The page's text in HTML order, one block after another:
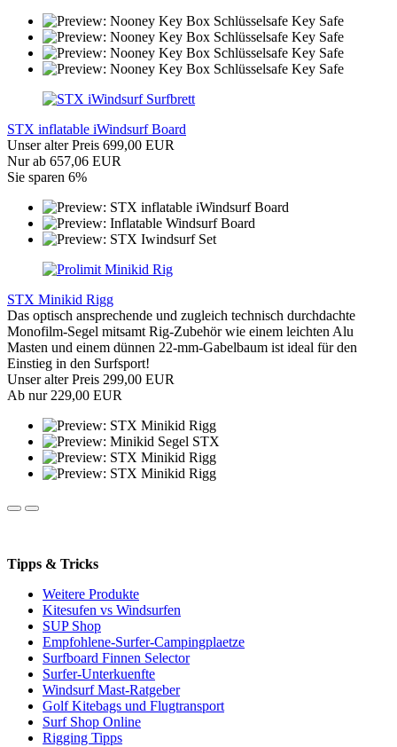
STX inflatable iWindsurf Board
Unser alter Preis 699,00 EUR
Nur ab 657,06 EUR
Sie sparen 6%
STX Minikid Rigg
Das optisch ansprechende und zugleich technisch durchdachte
Monofilm-Segel mitsamt Rig-Zubehör wie einem leichten Alu
Masten und einem dünnen 22-mm-Gabelbaum ist ideal für den
Einstieg in den Surfsport!
Unser alter Preis 299,00 EUR
Ab nur 229,00 EUR
Tipps & Tricks
Weitere Produkte
Kitesufen vs Windsurfen
SUP Shop
Empfohlene-Surfer-Campingplaetze
Surfboard Finnen Selector
Surfer-Unterkuenfte
Windsurf Mast-Ratgeber
Golf Kitebags und Flugtransport
Surf Shop Online
Rigging Tipps